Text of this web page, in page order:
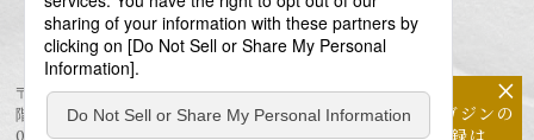
〒106-6123 東京都港区六本木6-10-1 六本木ヒルズ森タワー23
階
×
メールマガジンの
配信登録は